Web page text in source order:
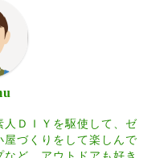
人ＤＩＹを駆使して、ゼ
屋づくりをして楽しんで